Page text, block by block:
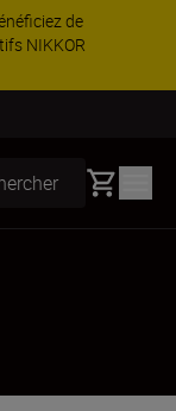
de
NIKKOR
Basket